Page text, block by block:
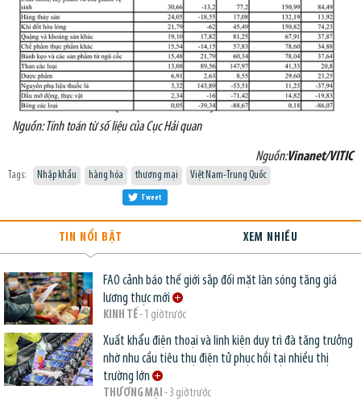
Nguồn: Tính toán từ số liệu của Cục Hải quan
Nguồn:Vinanet/VITIC
Tags: Nhập khẩu hàng hóa thương mại Việt Nam-Trung Quốc
Tweet
TIN NỔI BẬT XEM NHIỀU
FAO cảnh báo thế giới sắp đối mặt làn sóng tăng giá
lương thực mới
KINH TẾ- 1 giờ trước
Xuất khẩu điện thoại và linh kiện duy trì đà tăng trưởng
nhờ nhu cầu tiêu thụ điện tử phục hồi tại nhiều thị
trường lớn
THƯƠNG MẠI - 3 giờ trước